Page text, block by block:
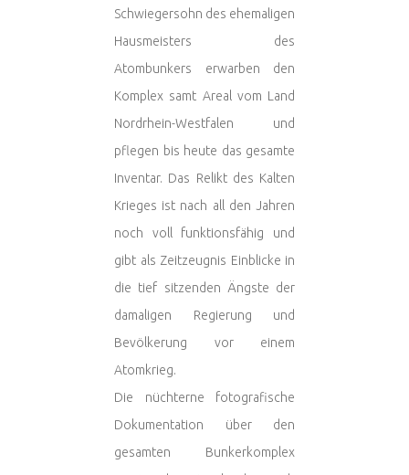
Schwiegersohn des ehemaligen
Hausmeisters des
Atombunkers erwarben den
Komplex samt Areal vom Land
Nordrhein-Westfalen und
pflegen bis heute das gesamte
Inventar. Das Relikt des Kalten
Krieges ist nach all den Jahren
noch voll funktionsfähig und
gibt als Zeitzeugnis Einblicke in
die tief sitzenden Ängste der
damaligen Regierung und
Bevölkerung vor einem
Atomkrieg.
Die nüchterne fotografische
Dokumentation über den
gesamten Bunkerkomplex